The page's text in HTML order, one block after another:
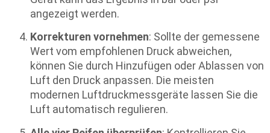
angezeigt werden.
Korrekturen vornehmen: Sollte der gemessene
Wert vom empfohlenen Druck abweichen,
können Sie durch Hinzufügen oder Ablassen von
Luft den Druck anpassen. Die meisten
modernen Luftdruckmessgeräte lassen Sie die
Luft automatisch regulieren.